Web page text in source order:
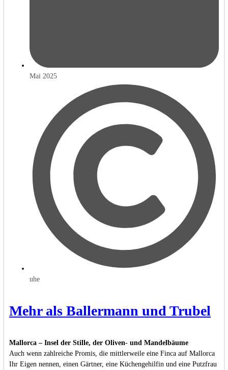
Mai 2025
uhe
Mehr als Ballermann und Trubel
Mallorca – Insel der Stille, der Oliven- und Mandelbäume
Auch wenn zahlreiche Promis, die mittlerweile eine Finca auf Mallorca
Ihr Eigen nennen, einen Gärtner, eine Küchengehilfin und eine Putzfrau